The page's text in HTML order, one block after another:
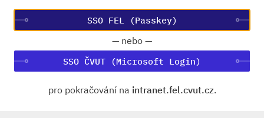
— nebo —
SSO ČVUT (Microsoft Login)
pro pokračování na intranet.fel.cvut.cz.